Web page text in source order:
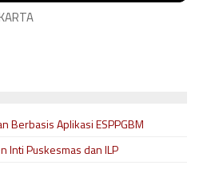
Berbasis Aplikasi ESPPGBM
Inti Puskesmas dan ILP